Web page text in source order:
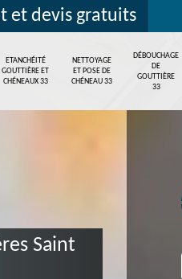
et devis gratuits
ETANCHÉITÉ
GOUTTIÈRE ET
CHÉNEAUX 33
NETTOYAGE
ET POSE DE
CHÉNEAU 33
DÉBOUCHAGE
DE
GOUTTIÈRE
33
Saint